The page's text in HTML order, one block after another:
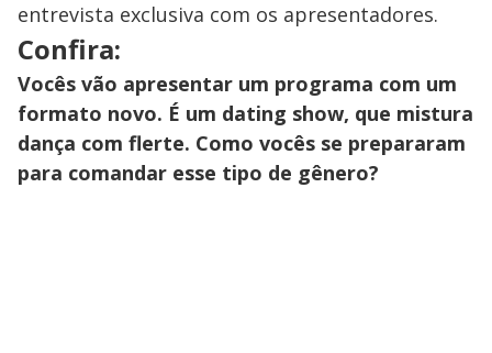
entrevista exclusiva com os apresentadores.
Confira:
Vocês vão apresentar um programa com um
formato novo. É um dating show, que mistura
dança com flerte. Como vocês se prepararam
para comandar esse tipo de gênero?